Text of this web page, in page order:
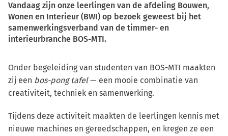
Vandaag zijn onze leerlingen van de afdeling Bouwen,
Wonen en Interieur (BWI) op bezoek geweest bij het
samenwerkingsverband van de timmer- en
interieurbranche BOS-MTI.
Onder begeleiding van studenten van BOS-MTI maakten
zij een bos-pong tafel— een mooie combinatie van
creativiteit, techniek en samenwerking.
Tijdens deze activiteit maakten de leerlingen kennis met
nieuwe machines en gereedschappen, en kregen ze een